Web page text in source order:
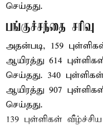
செய்தது.
பங்குச்சந்தை சரிவு
அதன்படி, 159
ஆயிரத்து 614
செய்தது. 340
ஆயிரத்து 907
செய்தது.
139 புள்ளிகள்